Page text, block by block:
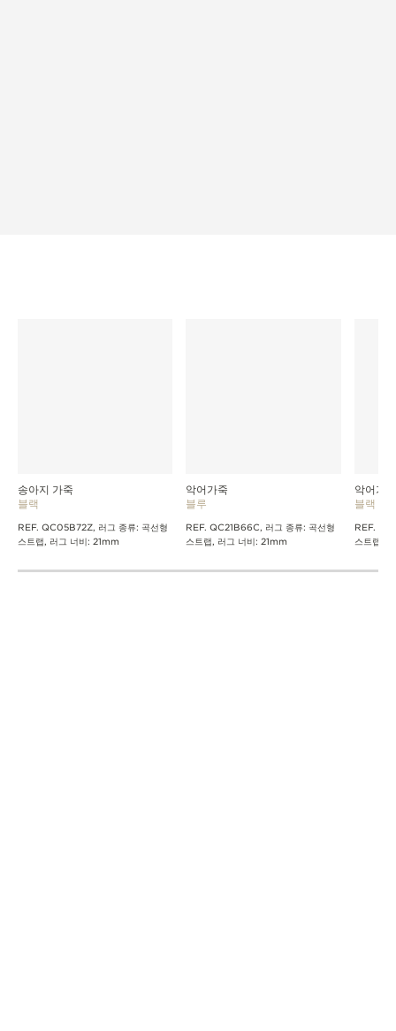
송아지 가죽
블랙
REF. QC05B72Z, 러그 종류: 곡선형
스트랩, 러그 너비: 21mm
악어가죽
블루
REF. QC21B66C, 러그 종류: 곡선형
스트랩, 러그 너비: 21mm
악어가죽
블랙
REF.
스트랩,